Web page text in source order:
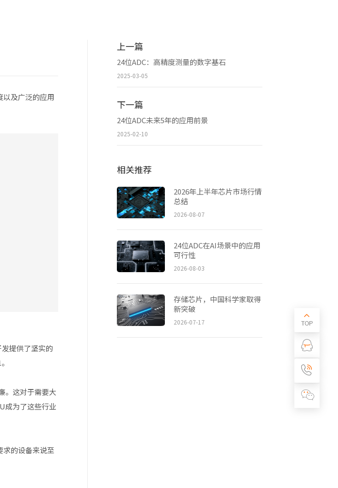
以及广泛的应用
提供了坚实的
。这对于需要大
成为了这些行业
求的设备来说至
上一篇
24位ADC：高精度测量的数字基石
2025-03-05
下一篇
24位ADC未来5年的应用前景
2025-02-10
相关推荐
2026年上半年芯片市场行情
总结
2026-08-07
24位ADC在AI场景中的应用
可行性
2026-08-03
存储芯片，中国科学家取得
新突破
2026-07-17